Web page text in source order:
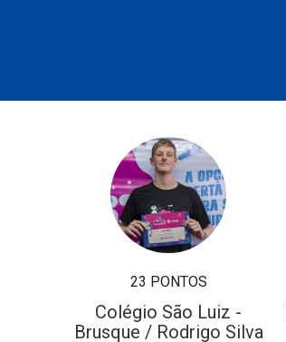
23 PONTOS
Colégio São Luiz -
Brusque / Rodrigo Silva